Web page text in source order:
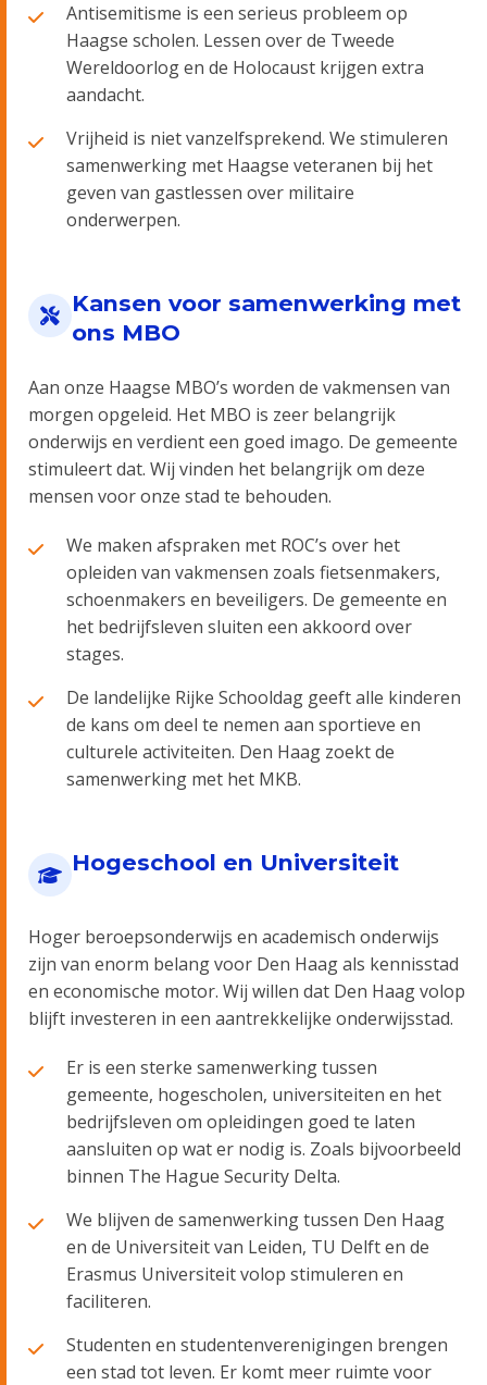
Antisemitisme is een serieus probleem op
Haagse scholen. Lessen over de Tweede
Wereldoorlog en de Holocaust krijgen extra
aandacht.
Vrijheid is niet vanzelfsprekend. We stimuleren
samenwerking met Haagse veteranen bij het
geven van gastlessen over militaire
onderwerpen.
Kansen voor samenwerking met
ons MBO
Aan onze Haagse MBO’s worden de vakmensen van
morgen opgeleid. Het MBO is zeer belangrijk
onderwijs en verdient een goed imago. De gemeente
stimuleert dat. Wij vinden het belangrijk om deze
mensen voor onze stad te behouden.
We maken afspraken met ROC’s over het
opleiden van vakmensen zoals fietsenmakers,
schoenmakers en beveiligers. De gemeente en
het bedrijfsleven sluiten een akkoord over
stages.
De landelijke Rijke Schooldag geeft alle kinderen
de kans om deel te nemen aan sportieve en
culturele activiteiten. Den Haag zoekt de
samenwerking met het MKB.
Hogeschool en Universiteit
Hoger beroepsonderwijs en academisch onderwijs
zijn van enorm belang voor Den Haag als kennisstad
en economische motor. Wij willen dat Den Haag volop
blijft investeren in een aantrekkelijke onderwijsstad.
Er is een sterke samenwerking tussen
gemeente, hogescholen, universiteiten en het
bedrijfsleven om opleidingen goed te laten
aansluiten op wat er nodig is. Zoals bijvoorbeeld
binnen The Hague Security Delta.
We blijven de samenwerking tussen Den Haag
en de Universiteit van Leiden, TU Delft en de
Erasmus Universiteit volop stimuleren en
faciliteren.
Studenten en studentenverenigingen brengen
een stad tot leven. Er komt meer ruimte voor